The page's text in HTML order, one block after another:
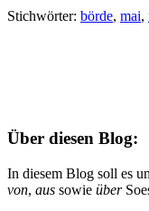
Stichwörter: börde, mai,
Über diesen Blog:
In diesem Blog soll es
von, aus sowie über